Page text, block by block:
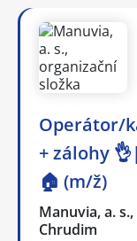
Operátor/
+ zálohy
🏠 (m/ž)
Manuvia, a.
Chrudim